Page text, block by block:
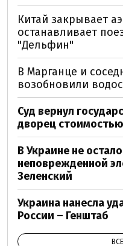
Китай закрывает
останавливает
"Дельфин"
В Марганце и
возобновили
Суд вернул
дворец
В Украине не
неповрежденной
Зеленский
Украина нанесла
России – Генштаб